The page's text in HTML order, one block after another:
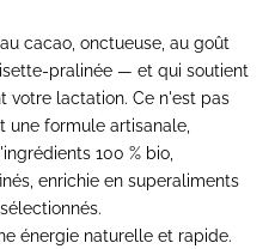
cacao, onctueuse, au goût
pralinée — et qui soutient
votre lactation. Ce n'est pas
une formule artisanale,
100 % bio,
enrichie en superaliments
énergie naturelle et rapide.